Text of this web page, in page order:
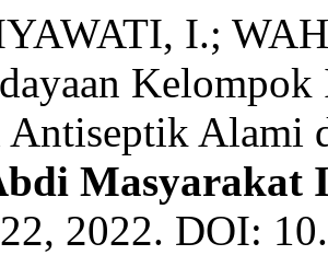
I.;
Antiseptik Alami
Masyarakat
2022. DOI: